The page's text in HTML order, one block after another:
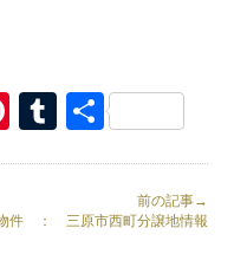
Pinterest
Tumblr
共
前の記事→
件 ： 三原市西町分譲地情報